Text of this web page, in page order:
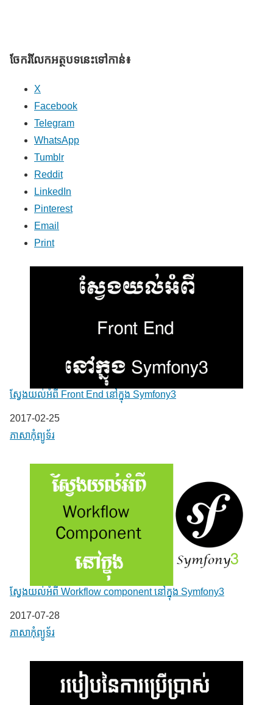
ចែករំលែក​អត្ថបទនេះទៅកាន់៖
X
Facebook
Telegram
WhatsApp
Tumblr
Reddit
LinkedIn
Pinterest
Email
Print
ស្វែងយល់អំពី Front End នៅក្នុង Symfony3
Date
2017-02-25
In relation to
ភាសា​កុំព្យូទ័រ
ស្វែងយល់អំពី Workflow component នៅក្នុង Symfony3
Date
2017-07-28
In relation to
ភាសា​កុំព្យូទ័រ